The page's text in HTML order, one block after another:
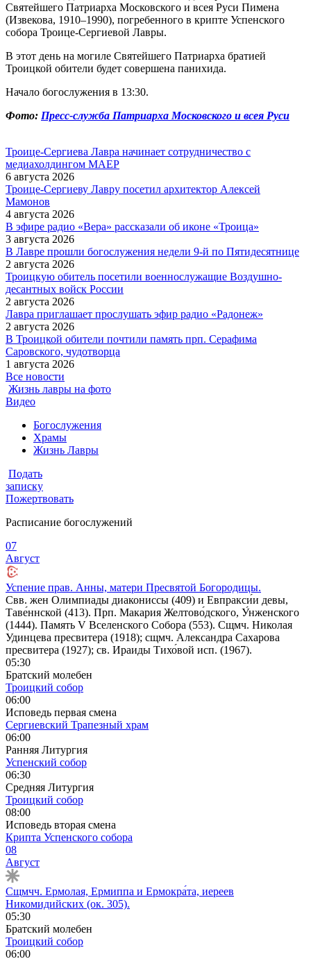
Святейшего Патриарха Московского и всея Руси Пимена
(Извекова, 1910–1990), погребенного в крипте Успенского
собора Троице-Сергиевой Лавры.
В этот день на могиле Святейшего Патриарха братией
Троицкой обители будет совершена панихида.
Начало богослужения в 13:30.
Фото: Пресс-служба Патриарха Московского и всея Руси
Троице-Сергиева Лавра начинает сотрудничество с
медиахолдингом МАЕР
6 августа 2026
Троице-Сергиеву Лавру посетил архитектор Алексей
Мамонов
4 августа 2026
В эфире радио «Вера» рассказали об иконе «Троица»
3 августа 2026
В Лавре прошли богослужения недели 9-й по Пятидесятнице
2 августа 2026
Троицкую обитель посетили военнослужащие Воздушно-
десантных войск России
2 августа 2026
Лавра приглашает прослушать эфир радио «Радонеж»
2 августа 2026
В Троицкой обители почтили память прп. Серафима
Саровского, чудотворца
1 августа 2026
Все новости
Жизнь лавры на фото
Видео
Богослужения
Храмы
Жизнь Лавры
Подать
записку
Пожертвовать
Расписание богослужений
07
Август
Успение прав. Анны, матери Пресвятой Богородицы.
Свв. жен Олимпиады диакониссы (409) и Евпракси́и девы,
Таве́ннской (413). Прп. Макария Желтово́дского, У́нженского
(1444). Память V Вселенского Собора (553). Сщмч. Николая
Удинцева пресвитера (1918); сщмч. Александра Сахарова
пресвитера (1927); св. Ираиды Тихо́вой исп. (1967).
05:30
Братский молебен
Троицкий собор
06:00
Исповедь первая смена
Сергиевский Трапезный храм
06:00
Ранняя Литургия
Успенский собор
06:30
Средняя Литургия
Троицкий собор
08:00
Исповедь вторая смена
Крипта Успенского собора
08
Август
Сщмчч. Ермолая, Ермиппа и Ермокра́та, иереев
Никомидийских (ок. 305).
05:30
Братский молебен
Троицкий собор
06:00